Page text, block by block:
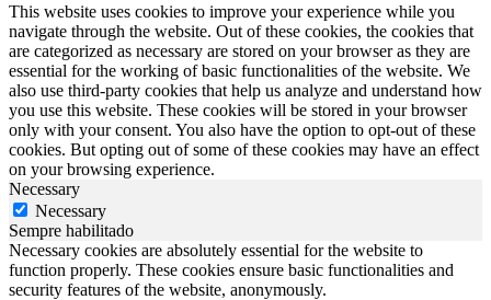
This website uses cookies to improve your experience while you
navigate through the website. Out of these cookies, the cookies that
are categorized as necessary are stored on your browser as they are
essential for the working of basic functionalities of the website. We
also use third-party cookies that help us analyze and understand how
you use this website. These cookies will be stored in your browser
only with your consent. You also have the option to opt-out of these
cookies. But opting out of some of these cookies may have an effect
on your browsing experience.
Necessary
Necessary
Sempre habilitado
Necessary cookies are absolutely essential for the website to
function properly. These cookies ensure basic functionalities and
security features of the website, anonymously.